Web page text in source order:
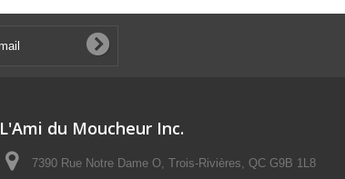
L'Ami du Moucheur Inc.
7390 Rue Notre Dame O, Trois-Rivières, QC G9B 1L8